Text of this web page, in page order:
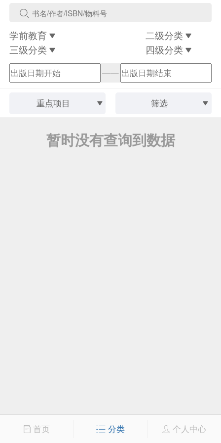
学前教育
二级分类
三级分类
四级分类
——
重点项目 筛选
暂时没有查询到数据
首页 分类 个人中心